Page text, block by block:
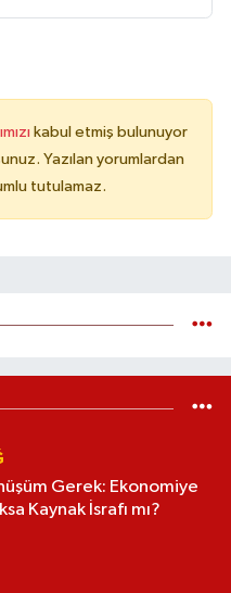
kabul etmiş bulunuyor
Yazılan yorumlardan
tutulamaz.
Gerek: Ekonomiye
Kaynak İsrafı mı?